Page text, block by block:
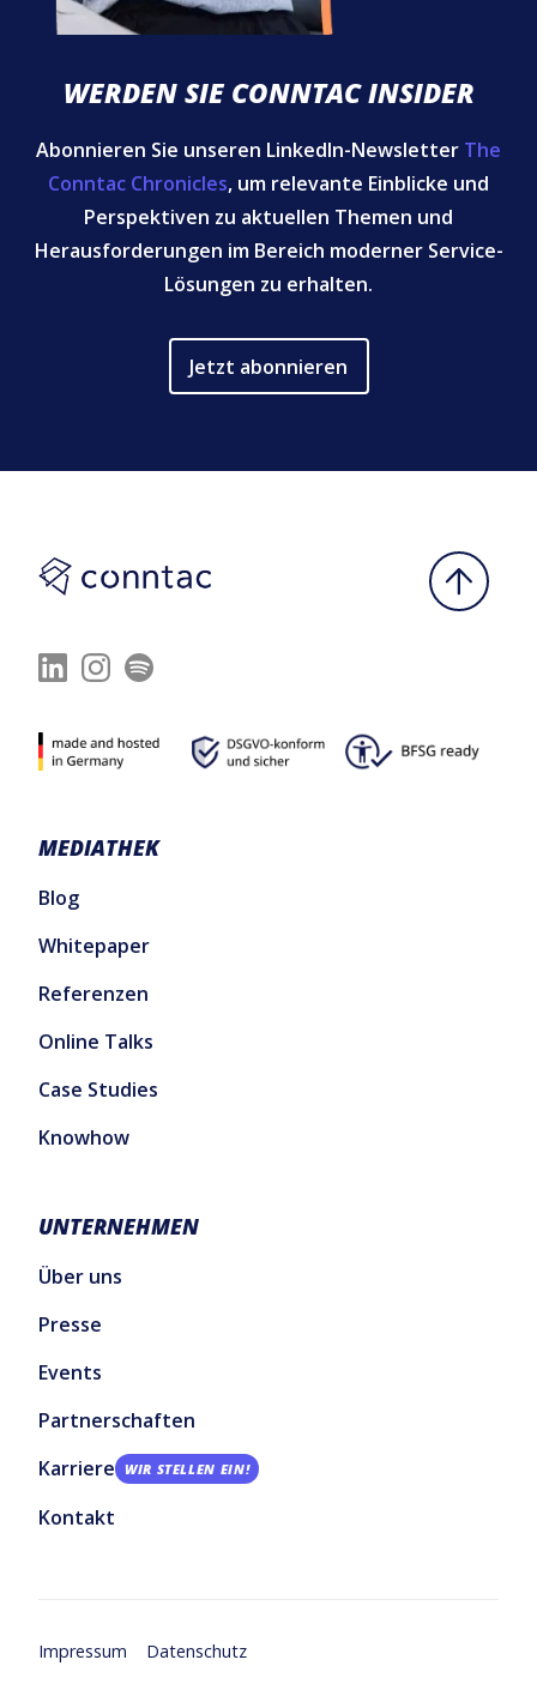
WERDEN SIE CONNTAC INSIDER
Abonnieren Sie unseren LinkedIn-Newsletter The
Conntac Chronicles, um relevante Einblicke und
Perspektiven zu aktuellen Themen und
Herausforderungen im Bereich moderner Service-
Lösungen zu erhalten.
Jetzt abonnieren
MEDIATHEK
Blog
Whitepaper
Referenzen
Online Talks
Case Studies
Knowhow
UNTERNEHMEN
Über uns
Presse
Events
Partnerschaften
Karriere WIR STELLEN EIN!
Kontakt
Impressum Datenschutz